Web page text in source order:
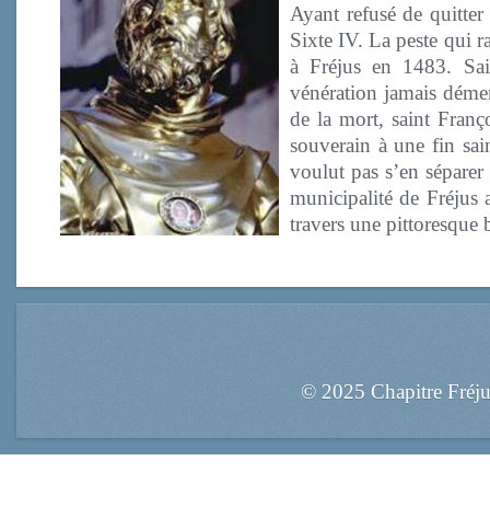
Ayant refusé de
Sixte IV. La peste qui
à Fréjus en 1483.
vénération jamais
de la mort, saint
souverain à une fin
voulut pas s’en
municipalité de Fréjus
travers une pittoresque
© 2025 Chapitre